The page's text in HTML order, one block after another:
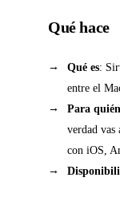
Qué hace
Qué es:
entre el
Para
verdad vas
con iOS,